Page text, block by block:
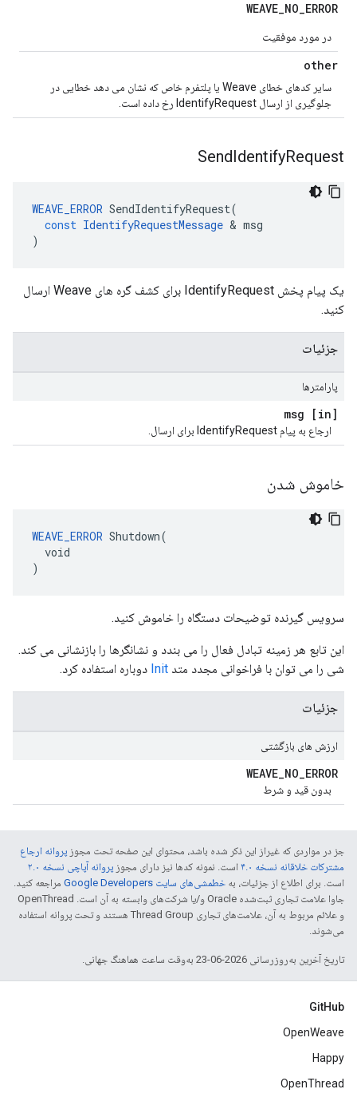
WEAVE_NO_ERROR
در مورد موفقیت
other
سایر کدهای خطای Weave یا پلتفرم خاص که نشان می دهد خطایی در
جلوگیری از ارسال IdentifyRequest رخ داده است.
SendIdentifyRequest
WEAVE_ERROR SendIdentifyRequest(
const IdentifyRequestMessage & msg
)
یک پیام پخش IdentifyRequest برای کشف گره های Weave ارسال
کنید.
جزئیات
پارامترها
[in] msg
ارجاع به پیام IdentifyRequest برای ارسال.
خاموش شدن
WEAVE_ERROR Shutdown(
  void
)
سرویس گیرنده توضیحات دستگاه را خاموش کنید.
این تابع هر زمینه تبادل فعال را می بندد و نشانگرها را بازنشانی می کند.
شی را می توان با فراخوانی مجدد متد Init دوباره استفاده کرد.
جزئیات
ارزش های بازگشتی
WEAVE_NO_ERROR
بدون قید و شرط
جز در مواردی که غیراز این ذکر شده باشد، محتوای این صفحه تحت مجوز پروانه ارجاع
مشترکات خلاقانه نسخه ۴.۰
است. نمونه کدها نیز دارای مجوز پروانه آپاچی نسخه ۲.۰
است. برای اطلاع از جزئیات، به خطمشی‌های سایت Google Developers‏
مراجعه کنید.
جاوا علامت تجاری ثبت‌شده Oracle و/یا شرکت‌های وابسته به آن است. ‫OpenThread
و علائم مربوط به آن، علامت‌های تجاری Thread Group هستند و تحت پروانه استفاده
می‌شوند.
تاریخ آخرین به‌روزرسانی 2026-06-23 به‌وقت ساعت هماهنگ جهانی.
GitHub
OpenWeave
Happy
OpenThread